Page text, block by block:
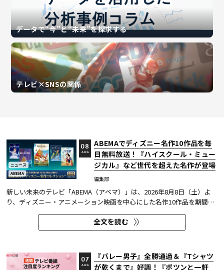
データで“今”と“未来”を探求する
テレビ×SNSの関係
ニュース
ABEMA
ABEMAでディズニー名作10作品を毎
日無料放送！『ハイスクール・ミュー
ジカル』など世代を超えた名作が登場
編集部
08
AUG
新しい未来のテレビ「ABEMA（アベマ）」は、2026年8月8日（土）よ
り、ディズニー・アニメーション映画を中心にした名作10作品を期間限
定で無料放送することを決定した。
全文を読む
『バレー男子』全勝通過＆『Tシャツ
が乾くまで』好調！『ポツンと一軒
07
AUG